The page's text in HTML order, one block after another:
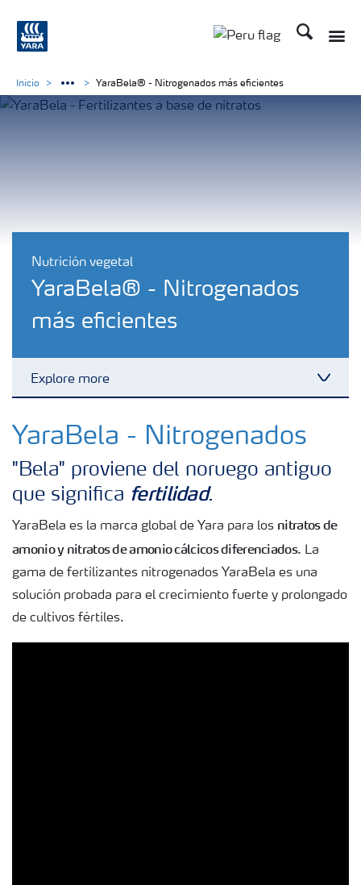
Buscar
Nutrición vegetal
YaraBela® - Nitrogenados
más eficientes
Explore more
Fertilizantes
Portafolio de Agricultura Digital
Almacenaje y manejo de fertilizantes
Soluciones por cultivos
Inicio YaraBela® - Nitrogenados más eficientes
YaraBela - Nitrogenados
"Bela" proviene del noruego antiguo
que significa fertilidad.
YaraBela es la marca global de Yara para los nitratos de
amonio y nitratos de amonio cálcicos diferenciados. La
gama de fertilizantes nitrogenados YaraBela es una
solución probada para el crecimiento fuerte y prolongado
de cultivos fértiles.